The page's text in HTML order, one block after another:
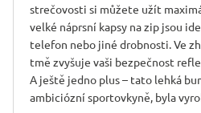
strečovosti si můžete užít
velké náprsní kapsy na zip jsou
telefon nebo jiné drobnosti. Ve
tmě zvyšuje vaši bezpečnost
A ještě jedno plus – tato lehká
ambiciózní sportovkyně, byla